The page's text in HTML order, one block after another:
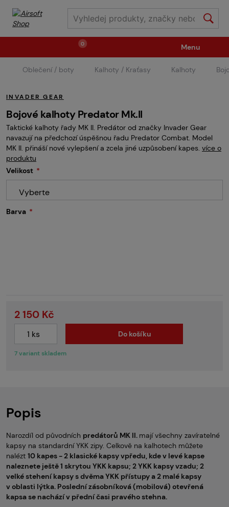
0
Zbraně Střelivo / plyny
Náhradní díly / upgrade Příslušenství ke zbraním
Výstroj Oblečení / boty Pyrotechnika
II.Jakost Vstupenky na akce Dětské tábory
Menu
Oblečení / boty Kalhoty / Kraťasy Kalhoty
INVADER GEAR
Bojové kalhoty Predator Mk.II
Taktické kalhoty řady MK II. Predátor od značky Invader Gear
navazují na předchozí úspěšnou řadu Predator Combat. Model
MK II. přináší nové vylepšení a zcela jiné uzpůsobení kapes. více o
produktu
Velikost
Vyberte
Barva
7 variant skladem
2 150 Kč
Do košíku
Popis
Narozdíl od původních predátorů MK II. mají všechny zavíratelné
kapsy na standardní YKK zipy. Celkově na kalhotech můžete
nalézt 10 kapes - 2 klasické kapsy vpředu, kde v levé kapse
naleznete ještě 1 skrytou YKK kapsu; 2 YKK kapsy vzadu; 2
velké stehení kapsy s dvěma YKK přístupy a 2 malé kapsy
v oblasti lýtka. Poslední zásobníková (mobilová) otevřená
kapsa se nachází v přední časi pravého stehna.